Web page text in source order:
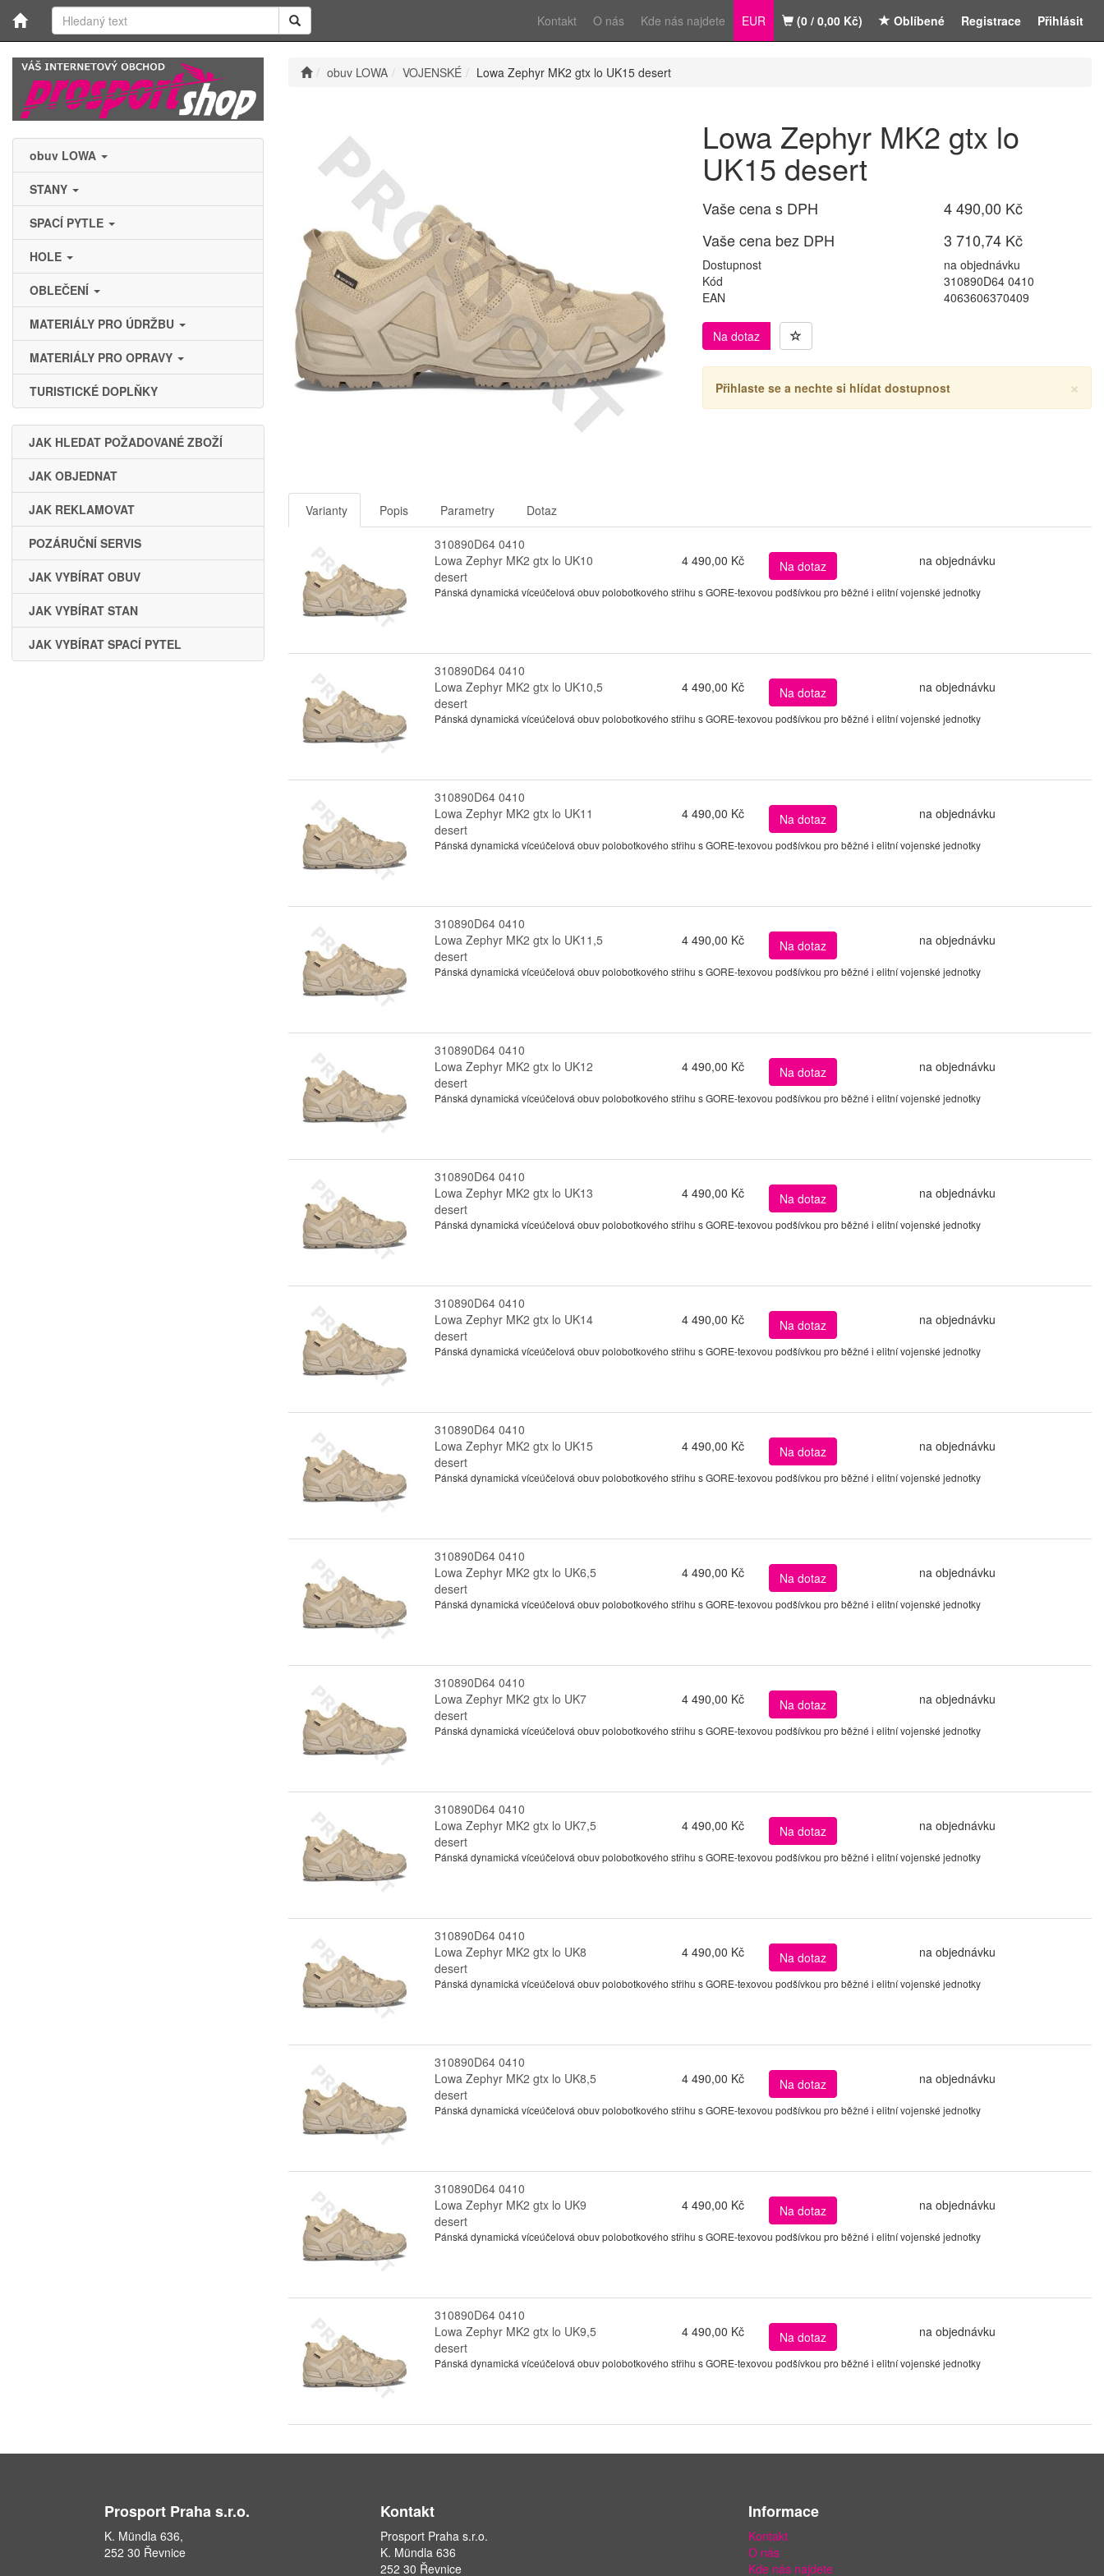
Registrace Přihlásit
Kontakt O nás Kde nás najdete EUR (0 / 0,00 Kč) Oblíbené
obuv LOWA
STANY
SPACÍ PYTLE
HOLE
OBLEČENÍ
MATERIÁLY PRO ÚDRŽBU
MATERIÁLY PRO OPRAVY
TURISTICKÉ DOPLŇKY
JAK HLEDAT POŽADOVANÉ ZBOŽÍ
JAK OBJEDNAT
JAK REKLAMOVAT
POZÁRUČNÍ SERVIS
JAK VYBÍRAT OBUV
JAK VYBÍRAT STAN
JAK VYBÍRAT SPACÍ PYTEL
obuv LOWA VOJENSKÉ Lowa Zephyr MK2 gtx lo UK15 desert
Lowa Zephyr MK2 gtx lo
UK15 desert
Vaše cena s DPH
4 490,00 Kč
Vaše cena bez DPH
3 710,74 Kč
Dostupnost
na objednávku
Kód
310890D64 0410
EAN
4063606370409
Na dotaz
×
Přihlaste se a nechte si hlídat dostupnost
Varianty Popis Parametry Dotaz
310890D64 0410
Lowa Zephyr MK2 gtx lo UK10
desert
4 490,00 Kč Na dotaz na objednávku
Pánská dynamická víceúčelová obuv polobotkového střihu s GORE-texovou podšívkou pro běžné i elitní vojenské jednotky
310890D64 0410
Lowa Zephyr MK2 gtx lo UK10,5
desert
4 490,00 Kč Na dotaz na objednávku
Pánská dynamická víceúčelová obuv polobotkového střihu s GORE-texovou podšívkou pro běžné i elitní vojenské jednotky
310890D64 0410
Lowa Zephyr MK2 gtx lo UK11
desert
4 490,00 Kč Na dotaz na objednávku
Pánská dynamická víceúčelová obuv polobotkového střihu s GORE-texovou podšívkou pro běžné i elitní vojenské jednotky
310890D64 0410
Lowa Zephyr MK2 gtx lo UK11,5
desert
4 490,00 Kč Na dotaz na objednávku
Pánská dynamická víceúčelová obuv polobotkového střihu s GORE-texovou podšívkou pro běžné i elitní vojenské jednotky
310890D64 0410
Lowa Zephyr MK2 gtx lo UK12
desert
4 490,00 Kč Na dotaz na objednávku
Pánská dynamická víceúčelová obuv polobotkového střihu s GORE-texovou podšívkou pro běžné i elitní vojenské jednotky
310890D64 0410
Lowa Zephyr MK2 gtx lo UK13
desert
4 490,00 Kč Na dotaz na objednávku
Pánská dynamická víceúčelová obuv polobotkového střihu s GORE-texovou podšívkou pro běžné i elitní vojenské jednotky
310890D64 0410
Lowa Zephyr MK2 gtx lo UK14
desert
4 490,00 Kč Na dotaz na objednávku
Pánská dynamická víceúčelová obuv polobotkového střihu s GORE-texovou podšívkou pro běžné i elitní vojenské jednotky
310890D64 0410
Lowa Zephyr MK2 gtx lo UK15
desert
4 490,00 Kč Na dotaz na objednávku
Pánská dynamická víceúčelová obuv polobotkového střihu s GORE-texovou podšívkou pro běžné i elitní vojenské jednotky
310890D64 0410
Lowa Zephyr MK2 gtx lo UK6,5
desert
4 490,00 Kč Na dotaz na objednávku
Pánská dynamická víceúčelová obuv polobotkového střihu s GORE-texovou podšívkou pro běžné i elitní vojenské jednotky
310890D64 0410
Lowa Zephyr MK2 gtx lo UK7
desert
4 490,00 Kč Na dotaz na objednávku
Pánská dynamická víceúčelová obuv polobotkového střihu s GORE-texovou podšívkou pro běžné i elitní vojenské jednotky
310890D64 0410
Lowa Zephyr MK2 gtx lo UK7,5
desert
4 490,00 Kč Na dotaz na objednávku
Pánská dynamická víceúčelová obuv polobotkového střihu s GORE-texovou podšívkou pro běžné i elitní vojenské jednotky
310890D64 0410
Lowa Zephyr MK2 gtx lo UK8
desert
4 490,00 Kč Na dotaz na objednávku
Pánská dynamická víceúčelová obuv polobotkového střihu s GORE-texovou podšívkou pro běžné i elitní vojenské jednotky
310890D64 0410
Lowa Zephyr MK2 gtx lo UK8,5
desert
4 490,00 Kč Na dotaz na objednávku
Pánská dynamická víceúčelová obuv polobotkového střihu s GORE-texovou podšívkou pro běžné i elitní vojenské jednotky
310890D64 0410
Lowa Zephyr MK2 gtx lo UK9
desert
4 490,00 Kč Na dotaz na objednávku
Pánská dynamická víceúčelová obuv polobotkového střihu s GORE-texovou podšívkou pro běžné i elitní vojenské jednotky
310890D64 0410
Lowa Zephyr MK2 gtx lo UK9,5
desert
4 490,00 Kč Na dotaz na objednávku
Pánská dynamická víceúčelová obuv polobotkového střihu s GORE-texovou podšívkou pro běžné i elitní vojenské jednotky
Prosport Praha s.r.o.
K. Mündla 636,
252 30 Řevnice
Kontakt
Prosport Praha s.r.o.
K. Mündla 636
252 30 Řevnice
Informace
Kontakt
O nás
Kde nás najdete